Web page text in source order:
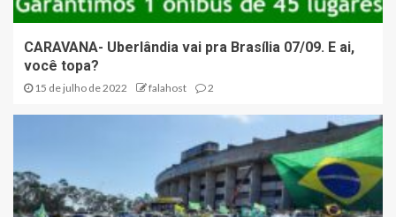
CARAVANA- Uberlândia vai pra Brasília 07/09. E ai,
você topa?
15 de julho de 2022 falahost 2